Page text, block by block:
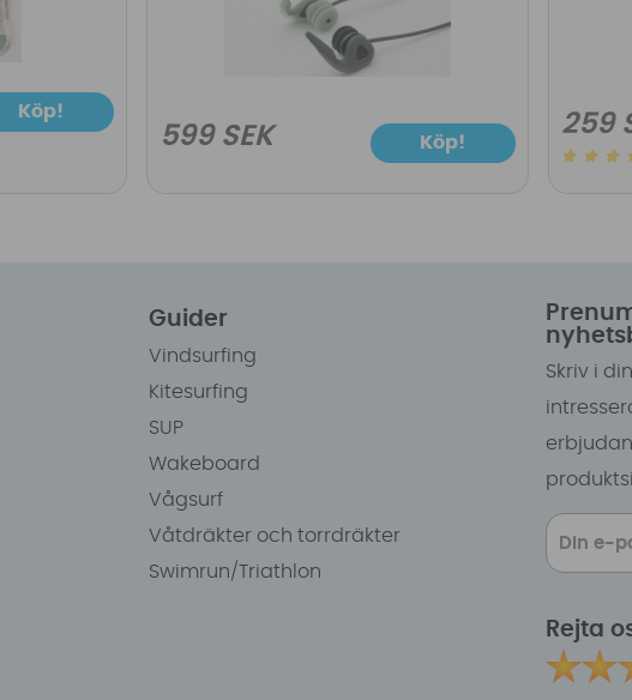
Köp!
599 SEK Köp!
259
Guider
Vindsurfing
Kitesurfing
SUP
Wakeboard
Vågsurf
Våtdräkter och torrdräkter
Swimrun/Triathlon
Skriv i
Rejta